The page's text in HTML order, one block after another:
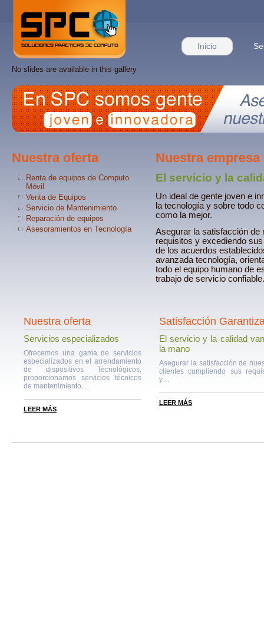
Inicio
No slides are available in this gallery
Nuestra oferta
Renta de equipos de Computo
Móvil
Venta de Equipos
Servicio de Mantenimiento
Reparación de equipos
Asesoramientos en Tecnología
Nuestra
El servicio y la
Un ideal de gente joven e
la tecnología y sobre todo
como la mejor.
Asegurar la satisfacción
requisitos y excediendo
de los acuerdos
avanzada tecnología,
todo el equipo humano de
trabajo de servicio
Nuestra oferta
Servicios especializados
Ofrecemos una gama de servicios
especializados en el arrendamiento
de dispositivos Tecnológicos,
proporcionamos servicios técnicos
de mantenimiento…
LEER MÁS
Satisfacción
El servicio y la calidad
la mano
Asegurar la satisfacción de
clientes cumpliendo sus
y…
LEER MÁS